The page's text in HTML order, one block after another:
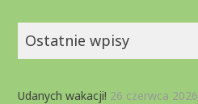
Ostatnie wpisy
Udanych wakacji! 26 czerwca 2026